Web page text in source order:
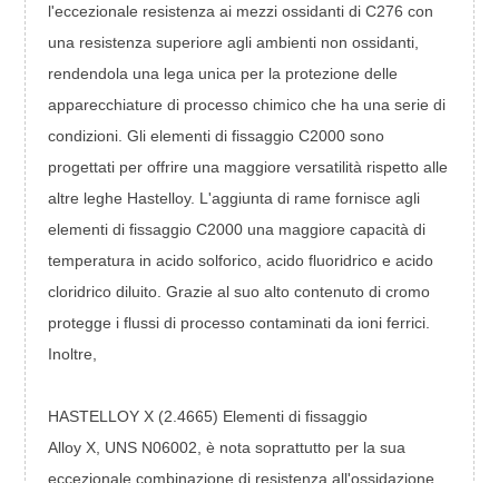
l'eccezionale resistenza ai mezzi ossidanti di C276 con
una resistenza superiore agli ambienti non ossidanti,
rendendola una lega unica per la protezione delle
apparecchiature di processo chimico che ha una serie di
condizioni. Gli elementi di fissaggio C2000 sono
progettati per offrire una maggiore versatilità rispetto alle
altre leghe Hastelloy. L'aggiunta di rame fornisce agli
elementi di fissaggio C2000 una maggiore capacità di
temperatura in acido solforico, acido fluoridrico e acido
cloridrico diluito. Grazie al suo alto contenuto di cromo
protegge i flussi di processo contaminati da ioni ferrici.
Inoltre,
HASTELLOY X (2.4665) Elementi di fissaggio
Alloy X, UNS N06002, è nota soprattutto per la sua
eccezionale combinazione di resistenza all'ossidazione